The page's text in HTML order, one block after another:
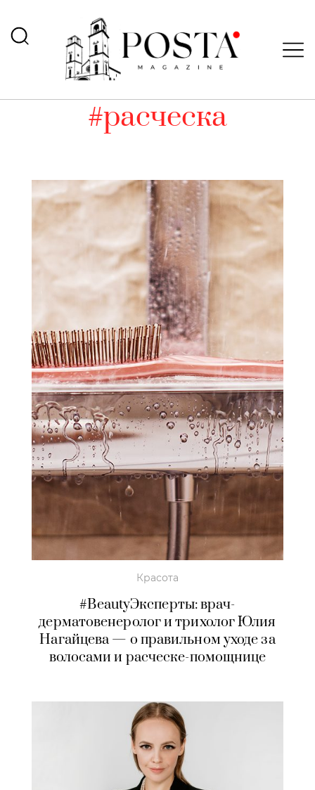
#расческа
Красота
#BeautyЭксперты: врач-
дерматовенеролог и трихолог Юлия
Нагайцева — о правильном уходе за
волосами и расческе-помощнице